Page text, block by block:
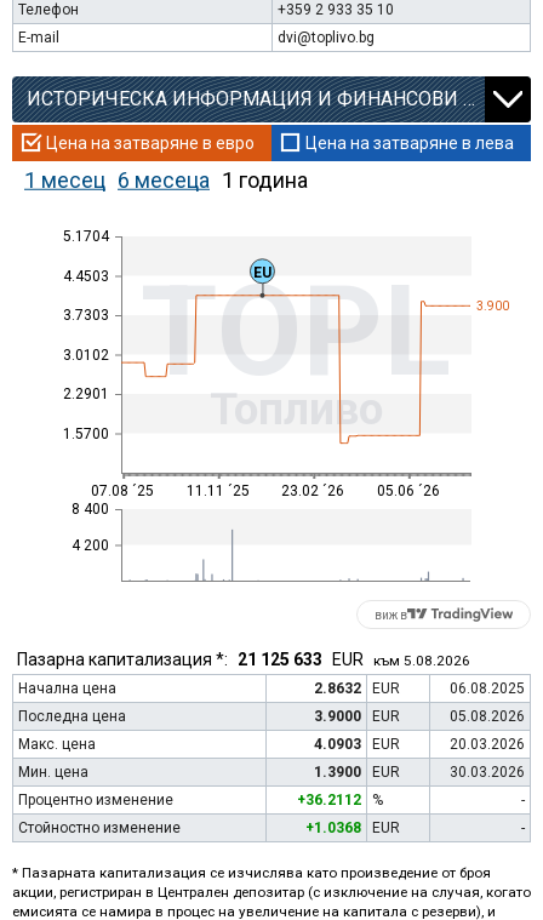
Телефон
+359 2 933 35 10
E-mail
dvi@toplivo.bg
ИСТОРИЧЕСКА ИНФОРМАЦИЯ И ФИНАНСОВИ КОЕФИЦИЕНТИ
Цена на затваряне в евро Цена на затваряне в лева
1 месец 6 месеца 1 година
1.5700
2.2901
3.0102
3.7303
4.4503
5.1704
TOPL
Топливо
4 200
8 400
3.900
07.08 ´25 11.11 ´25 23.02 ´26 05.06 ´26
EU
виж в
Пазарна капитализация *: 21 125 633 EUR към 5.08.2026
Начална цена
2.8632 EUR
06.08.2025
Последна цена
3.9000 EUR
05.08.2026
Макс. цена
4.0903 EUR
20.03.2026
Мин. цена
1.3900 EUR
30.03.2026
Процентно изменение
+36.2112 %
-
Стойностно изменение
+1.0368 EUR -
* Пазарната капитализация се изчислява като произведение от броя
акции, регистриран в Централен депозитар (с изключение на случая, когато
емисията се намира в процес на увеличение на капитала с резерви), и